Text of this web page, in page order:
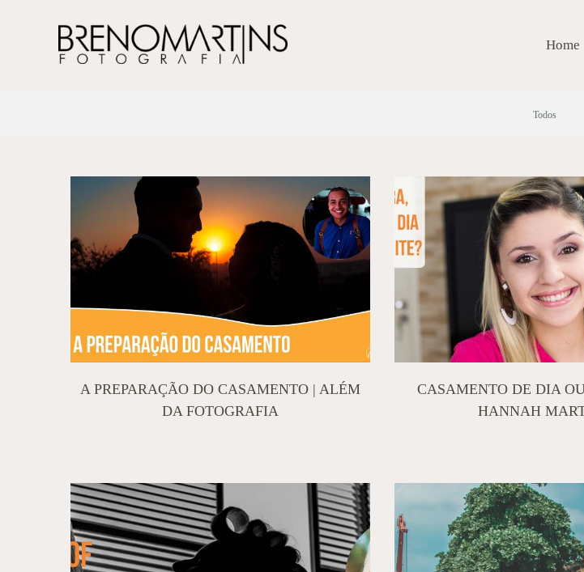
Home
Todos
A PREPARAÇÃO DO CASAMENTO | ALÉM
DA FOTOGRAFIA
CASAMENTO DE DIA
HANNAH